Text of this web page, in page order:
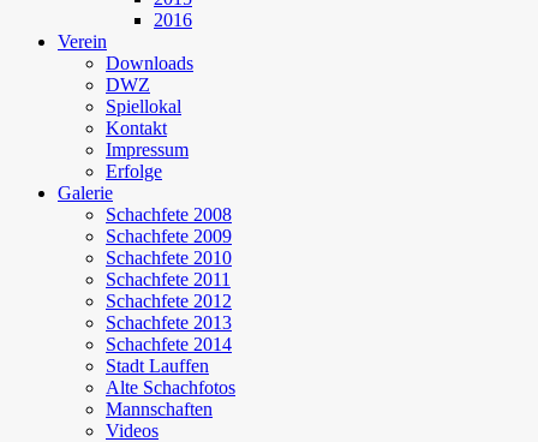
2016
Verein
Downloads
DWZ
Spiellokal
Kontakt
Impressum
Erfolge
Galerie
Schachfete 2008
Schachfete 2009
Schachfete 2010
Schachfete 2011
Schachfete 2012
Schachfete 2013
Schachfete 2014
Stadt Lauffen
Alte Schachfotos
Mannschaften
Videos